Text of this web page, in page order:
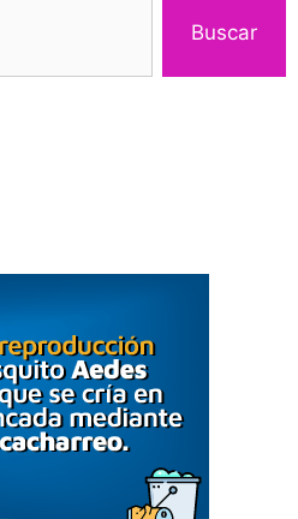
Buscar